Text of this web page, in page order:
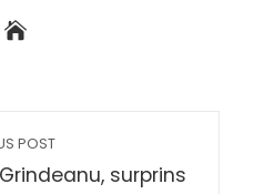
POST
surprins